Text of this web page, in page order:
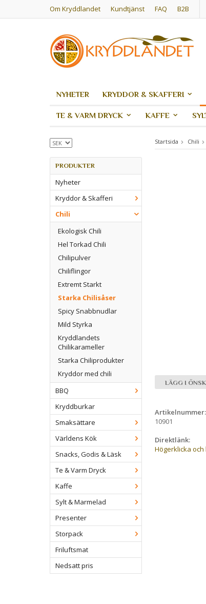
Om Kryddlandet Kundtjänst FAQ B2B
NYHETER KRYDDOR & SKAFFERI
TE & VARM DRYCK KAFFE
PRODUKTER
Nyheter
Kryddor & Skafferi
Chili
Ekologisk Chili
Hel Torkad Chili
Chilipulver
Chiliflingor
Extremt Starkt
Starka Chilisåser
Spicy Snabbnudlar
Mild Styrka
Kryddlandets
Chilikarameller
Starka Chiliprodukter
Kryddor med chili
BBQ
Kryddburkar
Smaksättare
Världens Kök
Snacks, Godis & Läsk
Te & Varm Dryck
Kaffe
Sylt & Marmelad
Presenter
Storpack
Friluftsmat
Nedsatt pris
Startsida Chili
LÄGG I
Artikelnummer:
10901
Direktlänk:
Högerklicka